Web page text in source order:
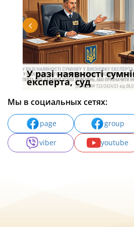
У разі наявності
експерта, суд
Мы в социальных сетях:
page group
viber
youtube